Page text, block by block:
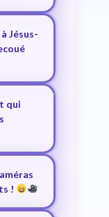
Jésus-
qui
!